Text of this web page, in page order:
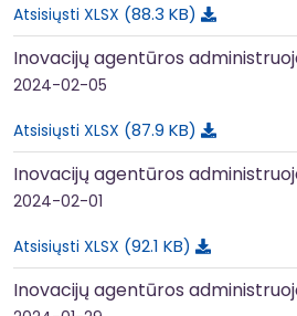
Atsisiųsti XLSX 88.3 KB
Inovacijų agentūros
2024-02-05
Atsisiųsti XLSX 87.9 KB
Inovacijų agentūros
2024-02-01
Atsisiųsti XLSX 92.1 KB
Inovacijų agentūros